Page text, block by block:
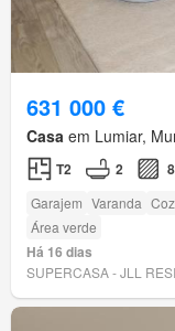
631 000 €
Casa em Lumiar,
T2 2
Garajem Varanda
Área verde
Há 16 dias
SUPERCASA - JLL